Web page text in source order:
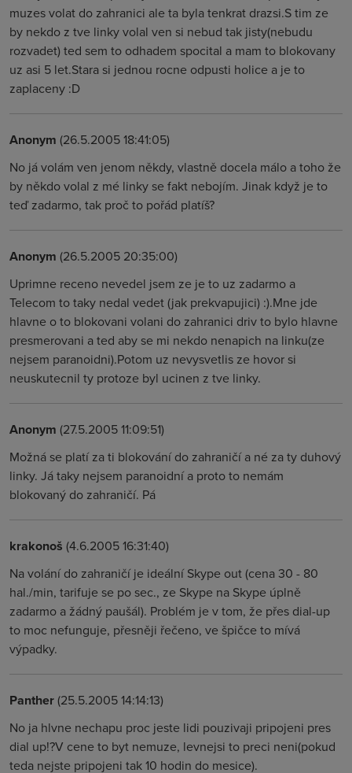
muzes volat do zahranici ale ta byla tenkrat drazsi.S tim ze
by nekdo z tve linky volal ven si nebud tak jisty(nebudu
rozvadet) ted sem to odhadem spocital a mam to blokovany
uz asi 5 let.Stara si jednou rocne odpusti holice a je to
zaplaceny :D
Anonym (26.5.2005 18:41:05)
No já volám ven jenom někdy, vlastně docela málo a toho že
by někdo volal z mé linky se fakt nebojím. Jinak když je to
teď zadarmo, tak proč to pořád platíš?
Anonym (26.5.2005 20:35:00)
Uprimne receno nevedel jsem ze je to uz zadarmo a
Telecom to taky nedal vedet (jak prekvapujici) :).Mne jde
hlavne o to blokovani volani do zahranici driv to bylo hlavne
presmerovani a ted aby se mi nekdo nenapich na linku(ze
nejsem paranoidni).Potom uz nevysvetlis ze hovor si
neuskutecnil ty protoze byl ucinen z tve linky.
Anonym (27.5.2005 11:09:51)
Možná se platí za ti blokování do zahraničí a né za ty duhový
linky. Já taky nejsem paranoidní a proto to nemám
blokovaný do zahraničí. Pá
krakonoš (4.6.2005 16:31:40)
Na volání do zahraničí je ideální Skype out (cena 30 - 80
hal./min, tarifuje se po sec., ze Skype na Skype úplně
zadarmo a žádný paušál). Problém je v tom, že přes dial-up
to moc nefunguje, přesněji řečeno, ve špičce to mívá
výpadky.
Panther(25.5.2005 14:14:13)
No ja hlvne nechapu proc jeste lidi pouzivaji pripojeni pres
dial up!?V cene to byt nemuze, levnejsi to preci neni(pokud
teda nejste pripojeni tak 10 hodin do mesice).